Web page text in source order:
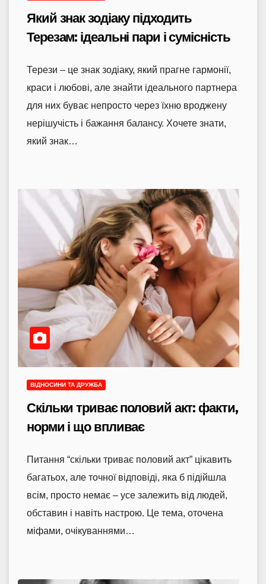
Який знак зодіаку підходить
Терезам: ідеальні пари і сумісність
Терези – це знак зодіаку, який прагне гармонії,
краси і любові, але знайти ідеального партнера
для них буває непросто через їхню вроджену
нерішучість і бажання балансу. Хочете знати,
який знак…
ВІДНОСИНИ ТА ДРУЖБА
Скільки триває половий акт: факти,
норми і що впливає
Питання “скільки триває половий акт” цікавить
багатьох, але точної відповіді, яка б підійшла
всім, просто немає – усе залежить від людей,
обставин і навіть настрою. Це тема, оточена
міфами, очікуваннями…